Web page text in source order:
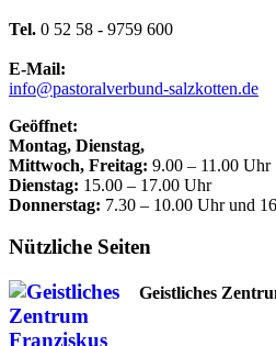
Tel. 0 52 58 - 9759 600
E-Mail:
info@pastoralverbund-salzkotten.de
Geöffnet:
Montag, Dienstag,
Mittwoch, Freitag: 9.00 – 11.00 Uhr
Dienstag: 15.00 – 17.00 Uhr
Donnerstag: 7.30 – 10.00 Uhr und
Nützliche Seiten
Geistliches